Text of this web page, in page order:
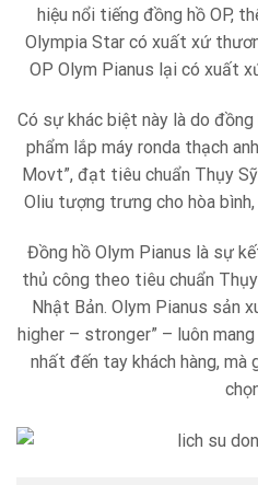
hiệu nổi tiếng đồng hồ OP,
Olympia Star có xuất xứ
OP Olym Pianus lại có xuất
Có sự khác biệt này là do
phẩm lắp máy ronda thạch
Movt”, đạt tiêu chuẩn Thụy
Oliu tượng trưng cho hòa
Đồng hồ Olym Pianus là sự
thủ công theo tiêu chuẩn
Nhật Bản. Olym Pianus sản
higher – stronger” – luôn
nhất đến tay khách hàng, mà